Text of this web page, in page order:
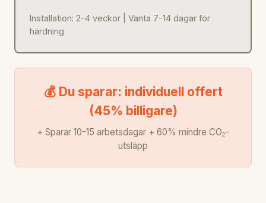
Installation: 2-4 veckor | Vänta 7-14 dagar för
härdning
💰 Du sparar: individuell offert
(45% billigare)
+ Sparar 10-15 arbetsdagar + 60% mindre CO₂-
utsläpp